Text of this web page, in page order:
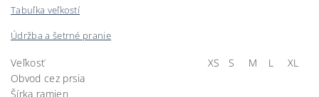
Tabuľka veľkostí
Údržba a šetrné pranie
Veľkosť XS S M L
XL
Obvod cez prsia
Šírka ramien